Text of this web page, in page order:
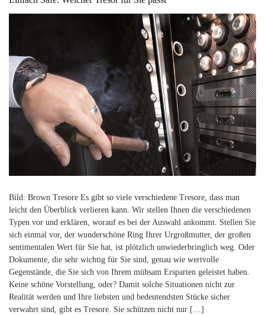
Bild: Brown Tresore Es gibt so viele verschiedene Tresore, dass man
leicht den Überblick verlieren kann. Wir stellen Ihnen die verschiedenen
Typen vor und erklären, worauf es bei der Auswahl ankommt. Stellen Sie
sich einmal vor, der wunderschöne Ring Ihrer Urgroßmutter, der großen
sentimentalen Wert für Sie hat, ist plötzlich unwiederbringlich weg. Oder
Dokumente, die sehr wichtig für Sie sind, genau wie wertvolle
Gegenstände, die Sie sich von Ihrem mühsam Ersparten geleistet haben.
Keine schöne Vorstellung, oder? Damit solche Situationen nicht zur
Realität werden und Ihre liebsten und bedeutendsten Stücke sicher
verwahrt sind, gibt es Tresore. Sie schützen nicht nur […]